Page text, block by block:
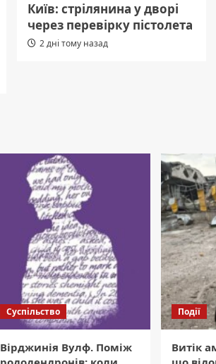
Київ: стрілянина у дворі
через перевірку пістолета
2 дні тому назад
Суспільство
Вірджинія Вулф. Поміж
Події
Витік